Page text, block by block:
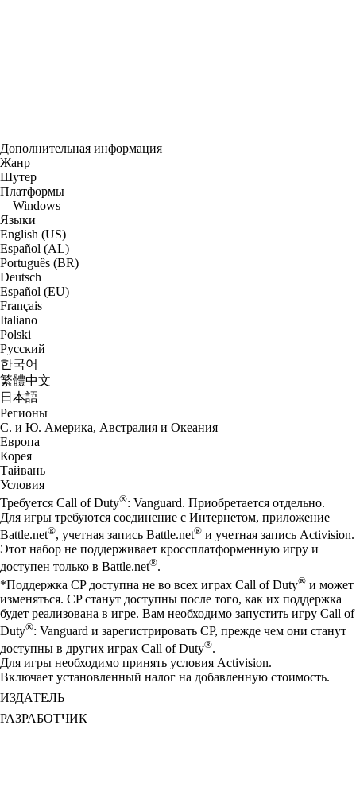
Дополнительная информация
Жанр
Шутер
Платформы
Windows
Языки
English (US)
Español (AL)
Português (BR)
Deutsch
Español (EU)
Français
Italiano
Polski
Русский
한국어
繁體中文
日本語
Регионы
С. и Ю. Америка, Австралия и Океания
Европа
Корея
Тайвань
Условия
Требуется Call of Duty®: Vanguard. Приобретается отдельно.
Для игры требуются соединение с Интернетом, приложение
Battle.net®, учетная запись Battle.net® и учетная запись Activision.
Этот набор не поддерживает кроссплатформенную игру и
доступен только в Battle.net®.
*Поддержка CP доступна не во всех играх Call of Duty® и может
изменяться. CP станут доступны после того, как их поддержка
будет реализована в игре. Вам необходимо запустить игру Call of
Duty®: Vanguard и зарегистрировать CP, прежде чем они станут
доступны в других играх Call of Duty®.
Для игры необходимо принять условия Activision.
Включает установленный налог на добавленную стоимость.
ИЗДАТЕЛЬ
РАЗРАБОТЧИК